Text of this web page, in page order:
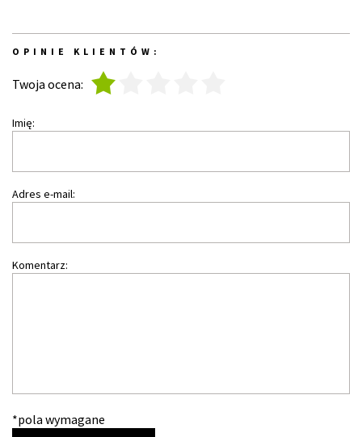
OPINIE KLIENTÓW:
Twoja ocena:
Imię:
Adres e-mail:
Komentarz:
*pola wymagane